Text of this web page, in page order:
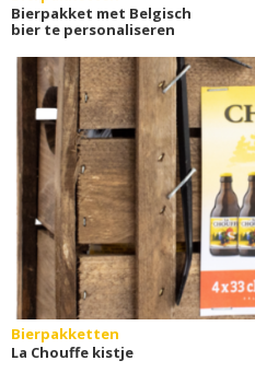
Bierpakket met Belgisch
bier te personaliseren
Bierpakketten
La Chouffe kistje